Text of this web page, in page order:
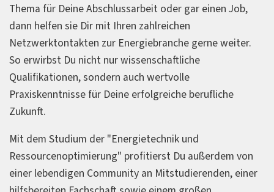
Thema für Deine Abschlussarbeit oder gar einen Job,
dann helfen sie Dir mit Ihren zahlreichen
Netzwerktontakten zur Energiebranche gerne weiter.
So erwirbst Du nicht nur wissenschaftliche
Qualifikationen, sondern auch wertvolle
Praxiskenntnisse für Deine erfolgreiche berufliche
Zukunft.
Mit dem Studium der "Energietechnik und
Ressourcenoptimierung" profitierst Du außerdem von
einer lebendigen Community an Mitstudierenden, einer